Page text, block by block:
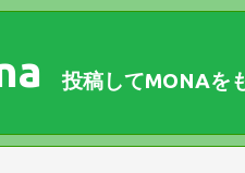
投稿してMONAを